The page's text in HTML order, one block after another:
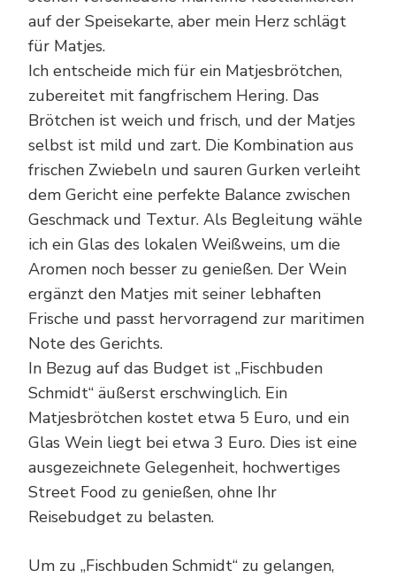
auf der Speisekarte, aber mein Herz schlägt
für Matjes.
Ich entscheide mich für ein Matjesbrötchen,
zubereitet mit fangfrischem Hering. Das
Brötchen ist weich und frisch, und der Matjes
selbst ist mild und zart. Die Kombination aus
frischen Zwiebeln und sauren Gurken verleiht
dem Gericht eine perfekte Balance zwischen
Geschmack und Textur. Als Begleitung wähle
ich ein Glas des lokalen Weißweins, um die
Aromen noch besser zu genießen. Der Wein
ergänzt den Matjes mit seiner lebhaften
Frische und passt hervorragend zur maritimen
Note des Gerichts.
In Bezug auf das Budget ist „Fischbuden
Schmidt“ äußerst erschwinglich. Ein
Matjesbrötchen kostet etwa 5 Euro, und ein
Glas Wein liegt bei etwa 3 Euro. Dies ist eine
ausgezeichnete Gelegenheit, hochwertiges
Street Food zu genießen, ohne Ihr
Reisebudget zu belasten.
Um zu „Fischbuden Schmidt“ zu gelangen,